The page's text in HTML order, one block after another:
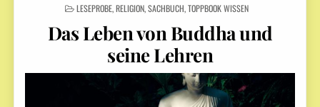
POSTED
LESEPROBE,RELIGION,SACHBUCH,TOPPBOOK WISSEN
Das Leben von Buddha und
seine Lehren